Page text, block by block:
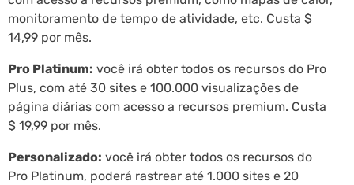
monitoramento de tempo de atividade, etc. Custa $
14,99 por mês.
Pro Platinum: você irá obter todos os recursos do Pro
Plus, com até 30 sites e 100.000 visualizações de
página diárias com acesso a recursos premium. Custa
$ 19,99 por mês.
Personalizado: você irá obter todos os recursos do
Pro Platinum, poderá rastrear até 1.000 sites e 20